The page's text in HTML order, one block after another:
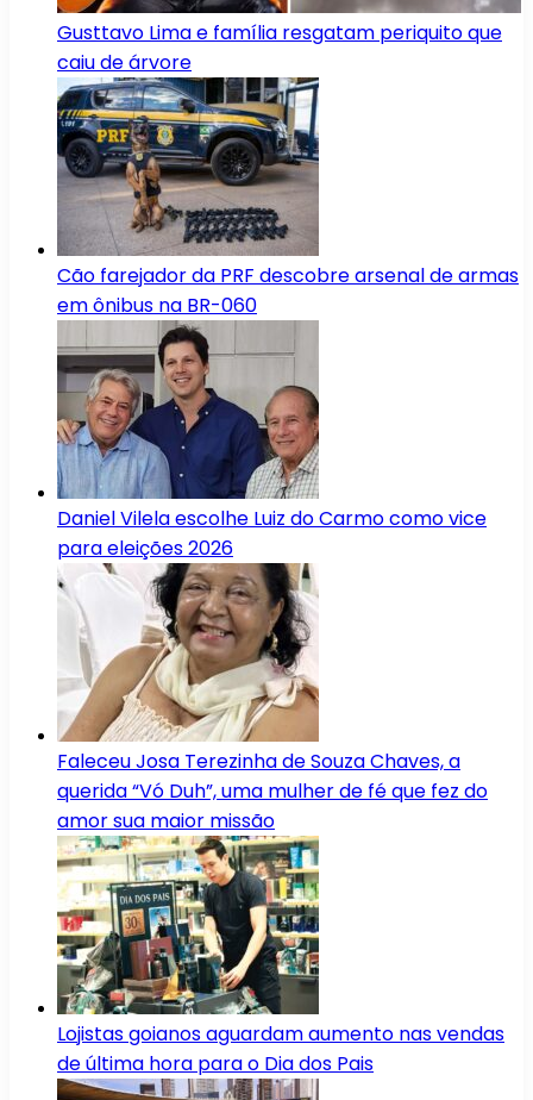
Gusttavo Lima e família resgatam periquito que
caiu de árvore
Cão farejador da PRF descobre arsenal de armas
em ônibus na BR-060
Daniel Vilela escolhe Luiz do Carmo como vice
para eleições 2026
Faleceu Josa Terezinha de Souza Chaves, a
querida “Vó Duh”, uma mulher de fé que fez do
amor sua maior missão
Lojistas goianos aguardam aumento nas vendas
de última hora para o Dia dos Pais